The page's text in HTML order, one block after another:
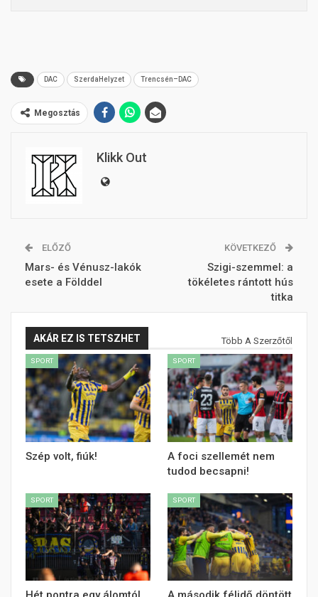
DAC SzerdaHelyzet Trencsén–DAC
Megosztás
Klikk Out
ELŐZŐ
Mars- és Vénusz-lakók
esete a Földdel
KÖVETKEZŐ
Szigi-szemmel: a
tökéletes rántott hús
titka
AKÁR EZ IS TETSZHET Több A Szerzőtől
SPORT
Szép volt, fiúk!
SPORT
A foci szellemét nem
tudod becsapni!
SPORT SPORT